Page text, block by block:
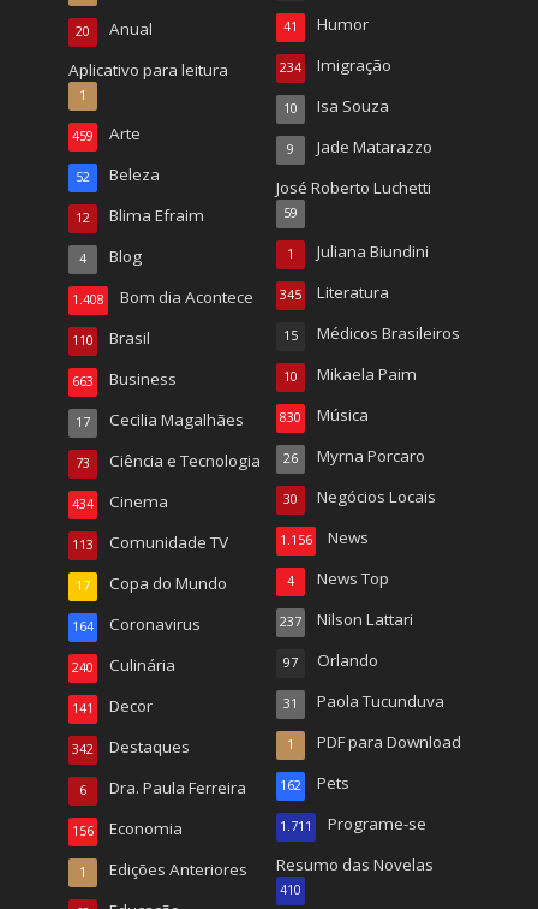
Anual
20
Aplicativo para leitura
1
Arte
459
Beleza
52
Blima Efraim
12
Blog
4
Bom dia Acontece
1.408
Brasil
110
Business
663
Cecilia Magalhães
17
Ciência e Tecnologia
73
Cinema
434
Comunidade TV
113
Copa do Mundo
17
Coronavirus
164
Culinária
240
Decor
141
Destaques
342
Dra. Paula Ferreira
6
Economia
156
Edições Anteriores
1
Humor
41
Imigração
234
Isa Souza
10
Jade Matarazzo
9
José Roberto Luchetti
59
Juliana Biundini
1
Literatura
345
Médicos Brasileiros
15
Mikaela Paim
10
Música
830
Myrna Porcaro
26
Negócios Locais
30
News
1.156
News Top
4
Nilson Lattari
237
Orlando
97
Paola Tucunduva
31
PDF para Download
1
Pets
162
Programe-se
1.711
Resumo das Novelas
410